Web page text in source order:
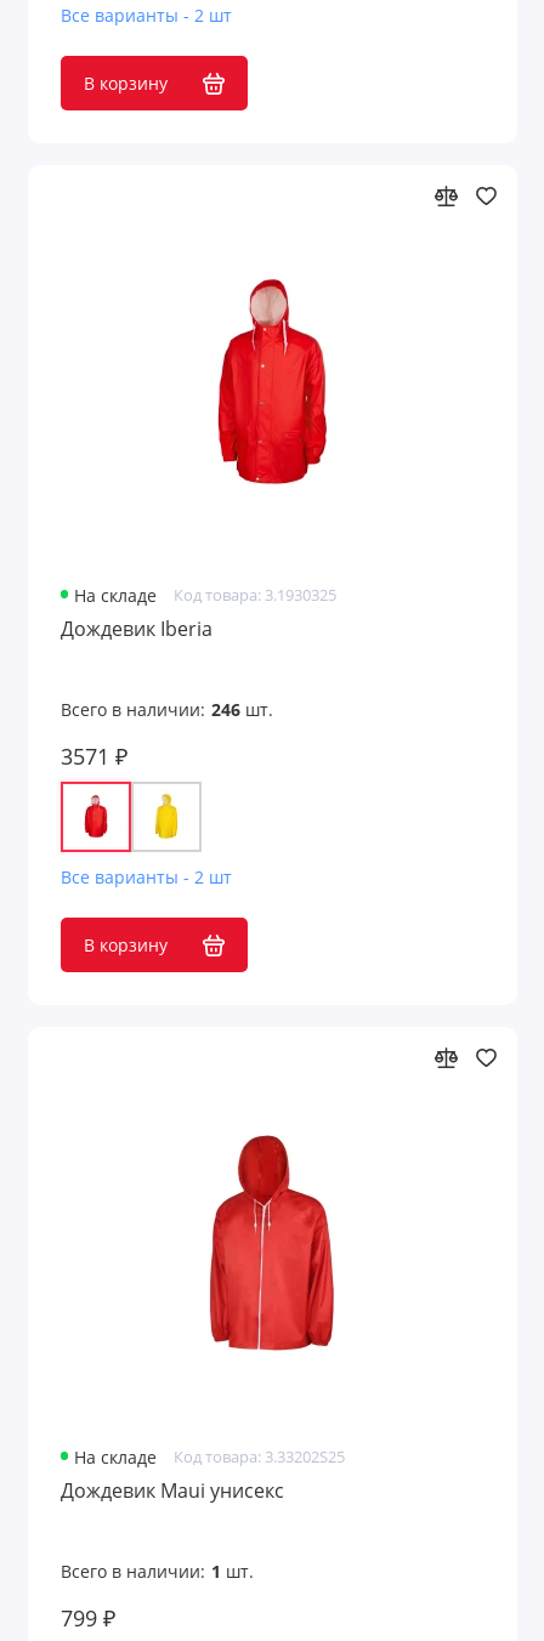
Все варианты - 2 шт
В корзину
На складе Код товара: 3.1930325
Дождевик Iberia
Всего в наличии: 246шт.
3571 ₽
Все варианты - 2 шт
В корзину
На складе Код товара: 3.33202S25
Дождевик Maui унисекс
Всего в наличии: 1 шт.
799 ₽